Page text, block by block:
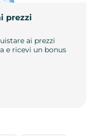
prezzi
ai prezzi
e ricevi un bonus